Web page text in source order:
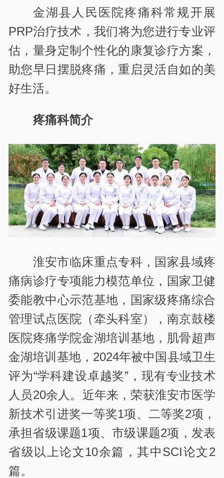
金湖县人民医院疼痛科常规开展
PRP治疗技术，我们将为您进行专业评
估，量身定制个性化的康复诊疗方案，
助您早日摆脱疼痛，重启灵活自如的美
好生活。
疼痛科简介
淮安市临床重点专科，国家县域疼
痛病诊疗专项能力模范单位，国家卫健
委能教中心示范基地，国家级疼痛综合
管理试点医院（牵头科室），南京鼓楼
医院疼痛学院金湖培训基地，肌骨超声
金湖培训基地，2024年被中国县域卫生
评为“学科建设卓越奖”，现有专业技术
人员20余人。近年来，荣获淮安市医学
新技术引进奖一等奖1项、二等奖2项，
承担省级课题1项、市级课题2项，发表
省级以上论文10余篇，其中SCI论文2
篇。